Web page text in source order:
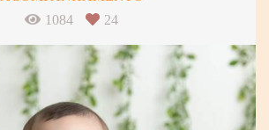
1084
24